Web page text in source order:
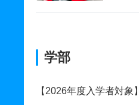
学部
【2026年度入学者対象】